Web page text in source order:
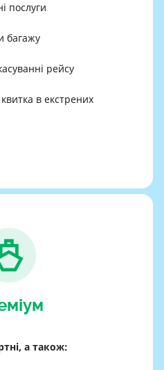
послуги
багажу
рейсу
в екстрених
а також: